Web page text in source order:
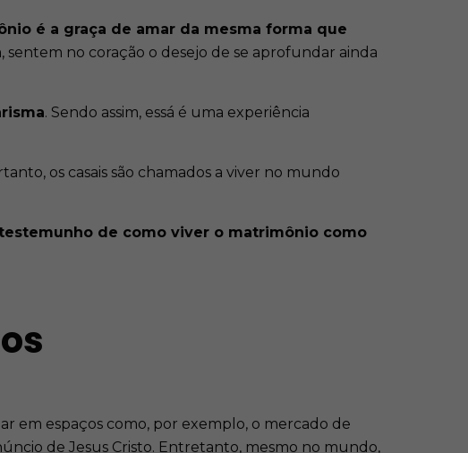
é a graça de amar da mesma forma que
no coração o desejo de se aprofundar ainda
. Sendo assim, essá é uma experiência
os casais são chamados a viver no mundo
de como viver o matrimônio como
em espaços como, por exemplo, o mercado de
de Jesus Cristo. Entretanto, mesmo no mundo,